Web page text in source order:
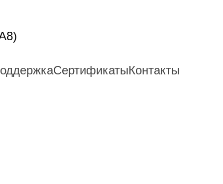
СертификатыКонтакты